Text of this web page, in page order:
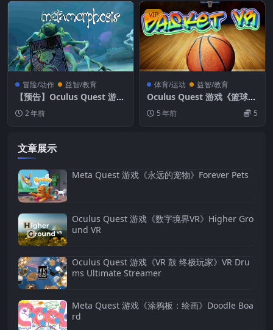
冒险/动作 益智/教育
【预告】Oculus Quest 游戏
《变形记VR》About Revie
ws VR
2 年前
VIP
体育/运动 益智/教育
Oculus Quest 游戏《篮球V
R》Basket VR打篮球体育游
戏下载
5 年前 5
文章展示
Meta Quest 游戏《永远的宠物》Forever Pets
Oculus Quest 游戏《数字境界VR》Higher Gro
und VR
Oculus Quest 游戏《VR 鼓 终极玩家》VR Dru
ms Ultimate Streamer
Meta Quest 游戏《涂鸦板：绘画》Doodle Boa
rd